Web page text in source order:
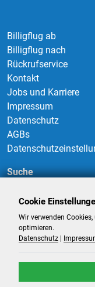
Billigflug ab
Billigflug nach
Rückrufservice
Kontakt
Jobs und Karriere
Impressum
Datenschutz
AGBs
Suche
Cookie
Wir verwenden
optimieren.
Datenschutz